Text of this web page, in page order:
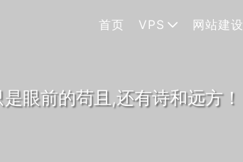
首页 VPS 网站建设
眼前的苟且,还有诗和远方！